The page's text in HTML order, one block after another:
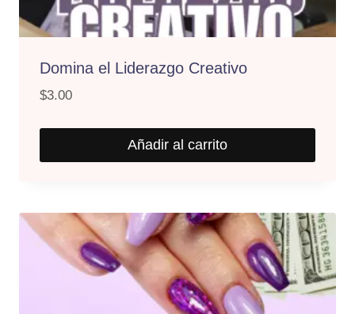
Domina el Liderazgo Creativo
$3.00
Añadir al carrito